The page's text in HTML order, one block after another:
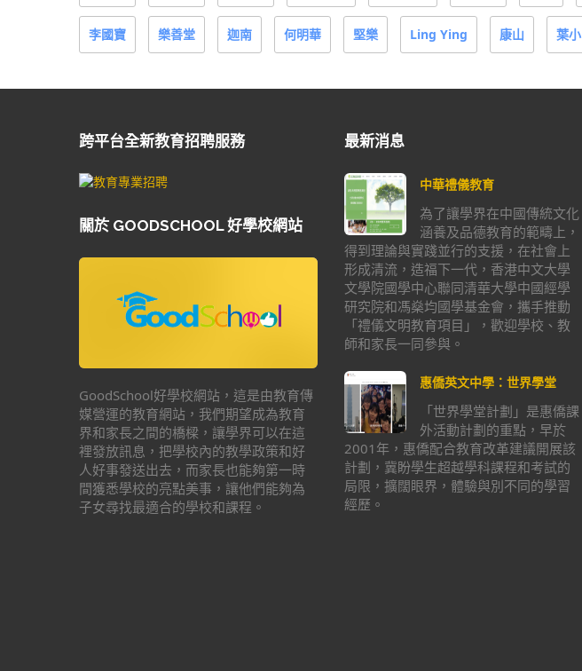
李國寶 樂善堂 迦南 何明華 堅樂 Ling Ying 康山 葉小
跨平台全新教育招聘服務
關於 GOODSCHOOL 好學校網站
GoodSchool好學校網站，這是由教育傳
媒營運的教育網站，我們期望成為教育
界和家長之間的橋樑，讓學界可以在這
裡發放訊息，把學校內的教學政策和好
人好事發送出去，而家長也能夠第一時
間獲悉學校的亮點美事，讓他們能夠為
子女尋找最適合的學校和課程。
最新消息
中華禮儀教育
為了讓學界在中國傳統文化
涵養及品德教育的範疇上，
得到理論與實踐並行的支援，在社會上
形成清流，造福下一代，香港中文大學
文學院國學中心聯同清華大學中國經學
研究院和馮燊均國學基金會，攜手推動
「禮儀文明教育項目」，歡迎學校、教
師和家長一同參與。
惠僑英文中學：世界學堂
「世界學堂計劃」是惠僑課
外活動計劃的重點，早於
2001年，惠僑配合教育改革建議開展該
計劃，冀盼學生超越學科課程和考試的
局限，擴闊眼界，體驗與別不同的學習
經歷。